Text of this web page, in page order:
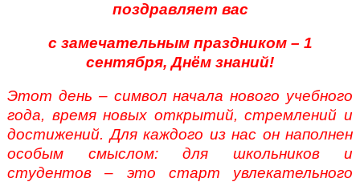
поздравляет вас
с замечательным праздником – 1
сентября, Днём знаний!
Этот день – символ начала нового учебного
года, время новых открытий, стремлений и
достижений. Для каждого из нас он наполнен
особым смыслом: для школьников и
студентов – это старт увлекательного